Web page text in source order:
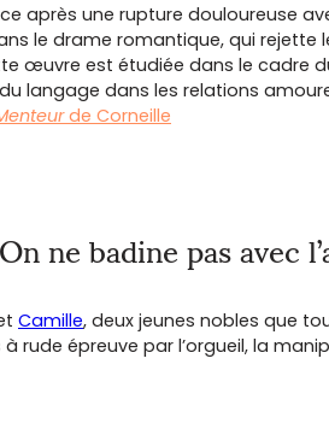
après une rupture douloureuse
le drame romantique, qui
œuvre est étudiée dans le cadre
langage dans les relations
de Corneille
ne badine pas avec
Camille, deux jeunes nobles que
rude épreuve par l’orgueil, la